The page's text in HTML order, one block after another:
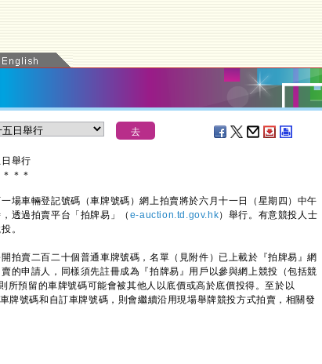
舉行
＊ ＊ ＊
車輛登記號碼（車牌號碼）網上拍賣將於六月十一日（星期四）中午
透過拍賣平台「拍牌易」（ e-auction.td.gov.hk）舉行。有意競投人士
。
賣二百二十個普通車牌號碼，名單（見附件）已上載於『拍牌易』網
的申請人，同樣須先註冊成為『拍牌易』用戶以參與網上競投（包括競
所預留的車牌號碼可能會被其他人以底價或高於底價投得。至於以
牌號碼和自訂車牌號碼，則會繼續沿用現場舉牌競投方式拍賣，相關發